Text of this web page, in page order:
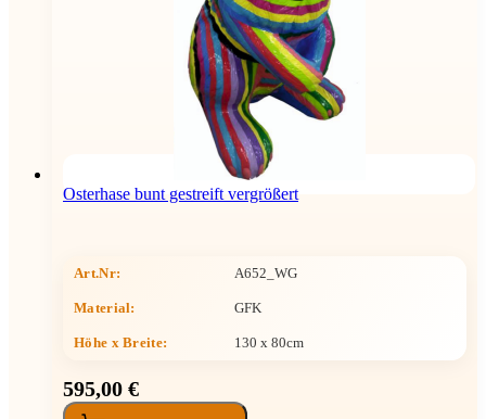
Osterhase bunt gestreift vergrößert
Art.Nr: A652_WG
Material: GFK
Höhe x Breite: 130 x 80cm
595,00 €